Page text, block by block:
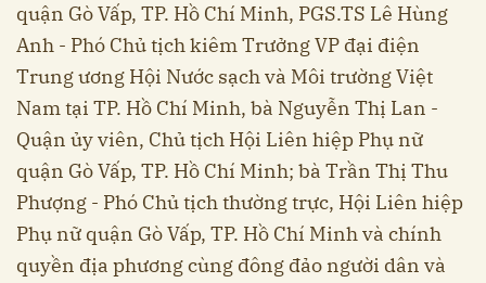
quận Gò Vấp, TP. Hồ Chí Minh, PGS.TS Lê Hùng
Anh - Phó Chủ tịch kiêm Trưởng VP đại điện
Trung ương Hội Nước sạch và Môi trường Việt
Nam tại TP. Hồ Chí Minh, bà Nguyễn Thị Lan -
Quận ủy viên, Chủ tịch Hội Liên hiệp Phụ nữ
quận Gò Vấp, TP. Hồ Chí Minh; bà Trần Thị Thu
Phượng - Phó Chủ tịch thường trực, Hội Liên hiệp
Phụ nữ quận Gò Vấp, TP. Hồ Chí Minh và chính
quyền địa phương cùng đông đảo người dân và